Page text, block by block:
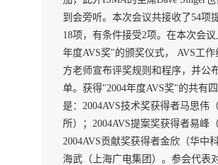
到会旁听。本次会议共接收了54项
18项，有条件接受2项。在本次会
年度AVS奖"的颁奖仪式， AVS工
方老师宣布评奖规则和程序，并公
单。获得"2004年度AVS奖"的共有
是：2004AVS技术奖获得者马思伟
所）；2004AVS提案奖获得者易峰
2004AVS贡献奖获得者金欣（华中
海武（上海广电集团）。参会代表